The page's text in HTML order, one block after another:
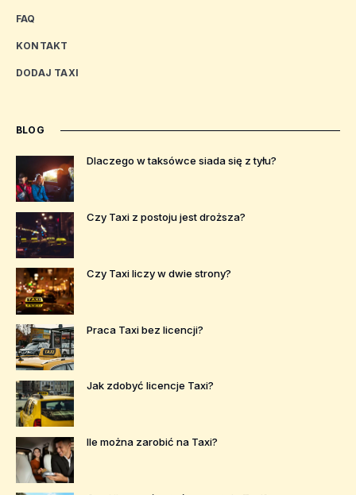
FAQ
KONTAKT
DODAJ TAXI
BLOG
Dlaczego w taksówce siada się z tyłu?
Czy Taxi z postoju jest droższa?
Czy Taxi liczy w dwie strony?
Praca Taxi bez licencji?
Jak zdobyć licencje Taxi?
Ile można zarobić na Taxi?